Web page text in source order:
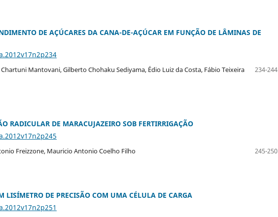
DE AÇÚCARES DA CANA-DE-AÇÚCAR EM FUNÇÃO DE LÂMINAS DE
Mantovani, Gilberto Chohaku Sediyama, Édio Luiz da Costa, Fábio Teixeira
234-244
RADICULAR DE MARACUJAZEIRO SOB FERTIRRIGAÇÃO
Freizzone, Mauricio Antonio Coelho Filho
245-250
LISÍMETRO DE PRECISÃO COM UMA CÉLULA DE CARGA